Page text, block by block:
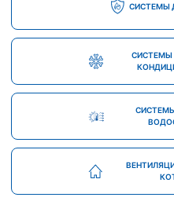
СИСТЕМЫ
СИСТЕМЫ